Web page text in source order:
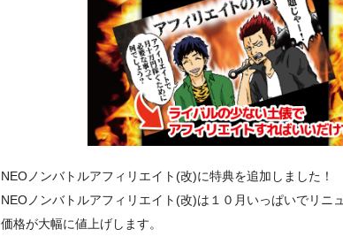
NEOノンバトルアフィリエイト(改)に特典を追加しました！
NEOノンバトルアフィリエイト(改)は１０月いっぱいでリニ
価格が大幅に値上げします。